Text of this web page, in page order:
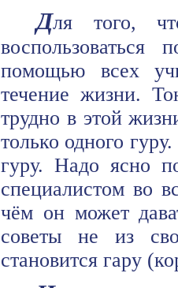
Для того,
воспользоваться
помощью всех
течение жизни.
трудно в этой
только одного
гуру. Надо ясно
специалистом во
чём он может
советы не из
становится гару